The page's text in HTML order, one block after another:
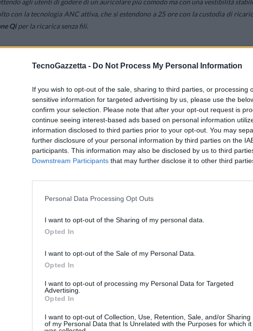
TecnoGazzetta - Do Not Process My Personal Information
If you wish to opt-out of the sale, sharing to third parties, or processing
sensitive information for targeted advertising by us, please use the
confirm your selection. Please note that after your opt-out request is
continue seeing interest-based ads based on personal information
information disclosed to third parties prior to your opt-out. You may
further disclosure of your personal information by third parties on the
participants. This information may also be disclosed by us to third
Downstream Participants that may further disclose it to other third
Personal Data Processing Opt Outs
I want to opt-out of the Sharing of my personal data.
Opted In
I want to opt-out of the Sale of my Personal Data.
Opted In
I want to opt-out of processing my Personal Data for Targeted
Advertising.
Opted In
I want to opt-out of Collection, Use, Retention, Sale, and/or Sharing
of my Personal Data that Is Unrelated with the Purposes for which it
agli utenti di godere di un auricolare più comodo ma con una vestibilità
con la tecnologia ANC attiva, che si estendono a 25 ore con la custodia di
Qiper la ricarica senza fili.